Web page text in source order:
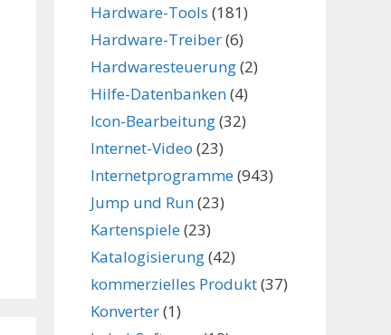
Hardware-Tools (181)
Hardware-Treiber(6)
Hardwaresteuerung(2)
Hilfe-Datenbanken(4)
Icon-Bearbeitung(32)
Internet-Video (23)
Internetprogramme(943)
Jump und Run(23)
Kartenspiele(23)
Katalogisierung(42)
kommerzielles Produkt(37)
Konverter(1)